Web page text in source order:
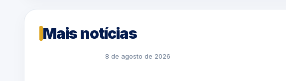
Mais notícias
8 de agosto de 2026